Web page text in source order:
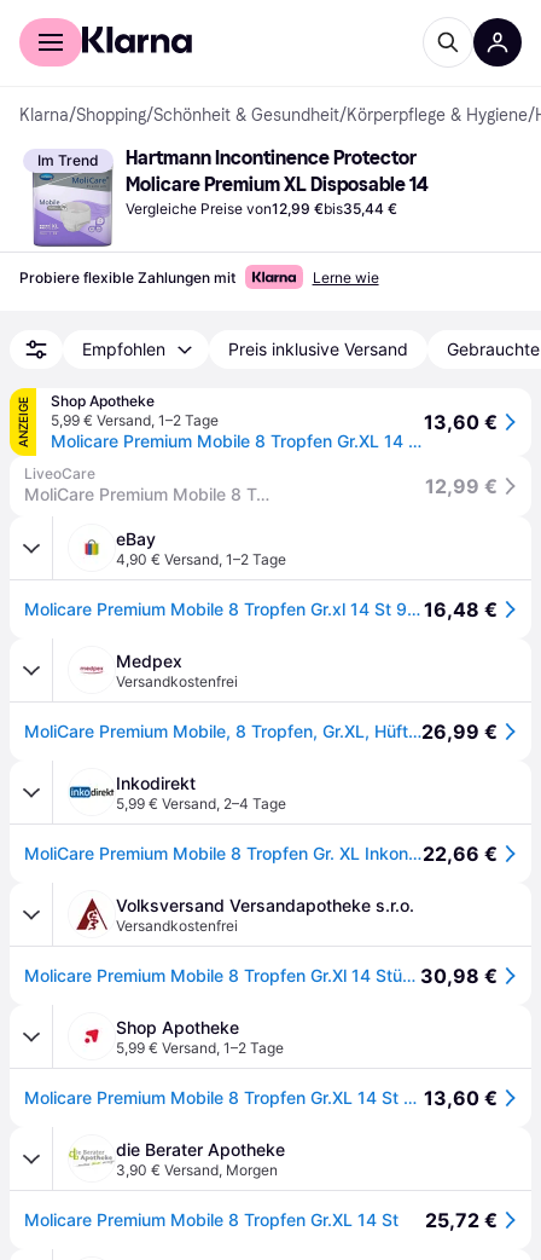
Für Shopper
Klarna/Shopping/Schönheit & Gesundheit/Körperpflege & Hygiene/
Im Trend
Hartmann Incontinence Protector
Molicare Premium XL Disposable 14
Vergleiche Preise von12,99 €bis35,44 €
Probiere flexible Zahlungen mit Lerne wie
Empfohlen Preis inklusive Versand
ANZEIGE
Shop Apotheke
5,99 € Versand, 1–2 Tage
Molicare Premium Mobile 8 Tropfen Gr.XL 14 St Einweghosen
13,60 €
LiveoCare
MoliCare Premium Mobile 8 Tropfen 12,99 €
eBay
4,90 € Versand, 1–2 Tage
Molicare Premium Mobile 8 Tropfen Gr.xl 14 St 91587416,48 €
Medpex
Versandkostenfrei
MoliCare Premium Mobile, 8 Tropfen, Gr.XL, Hüftumfang 130 - 170 cm 14 St26,99 €
Inkodirekt
5,99 € Versand, 2–4 Tage
MoliCare Premium Mobile 8 Tropfen Gr. XL Inkontinenzpants 14 Stück22,66 €
Volksversand Versandapotheke s.r.o.
Versandkostenfrei
Molicare Premium Mobile 8 Tropfen Gr.Xl 14 Stück 30,98 €
Shop Apotheke
5,99 € Versand, 1–2 Tage
Molicare Premium Mobile 8 Tropfen Gr.XL 14 St Einweghosen 13,60 €
die Berater Apotheke
3,90 € Versand, Morgen
Molicare Premium Mobile 8 Tropfen Gr.XL 14 St 25,72 €